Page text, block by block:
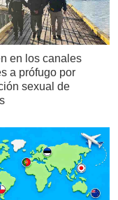
en los canales
a prófugo por
sexual de